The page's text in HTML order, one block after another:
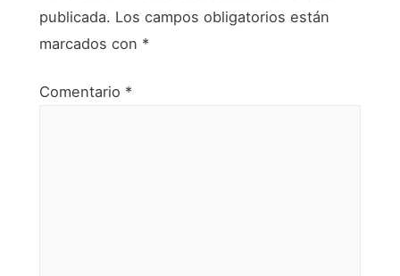
publicada. Los campos obligatorios están
marcados con *
Comentario *